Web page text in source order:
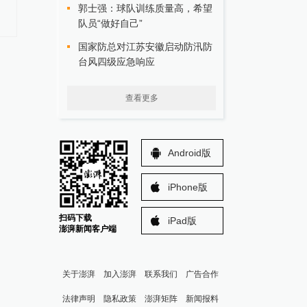
郭士强：球队训练质量高，希望
队员“做好自己”
国家防总对江苏安徽启动防汛防
台风四级应急响应
查看更多
扫码下载
澎湃新闻客户端
Android版
iPhone版
iPad版
关于澎湃 加入澎湃 联系我们 广告合作
法律声明 隐私政策 澎湃矩阵 新闻报料